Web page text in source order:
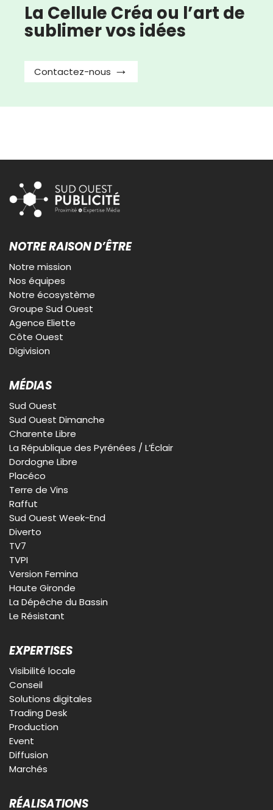
La Cellule Créa ou l’art de
sublimer vos idées
Contactez-nous
NOTRE RAISON D’ÊTRE
Notre mission
Nos équipes
Notre écosystème
Groupe Sud Ouest
Agence Eliette
Côte Ouest
Digivision
MÉDIAS
Sud Ouest
Sud Ouest Dimanche
Charente Libre
La République des Pyrénées / L’Éclair
Dordogne Libre
Placéco
Terre de Vins
Raffut
Sud Ouest Week-End
Diverto
TV7
TVPI
Version Femina
Haute Gironde
La Dépêche du Bassin
Le Résistant
EXPERTISES
Visibilité locale
Conseil
Solutions digitales
Trading Desk
Production
Event
Diffusion
Marchés
RÉALISATIONS